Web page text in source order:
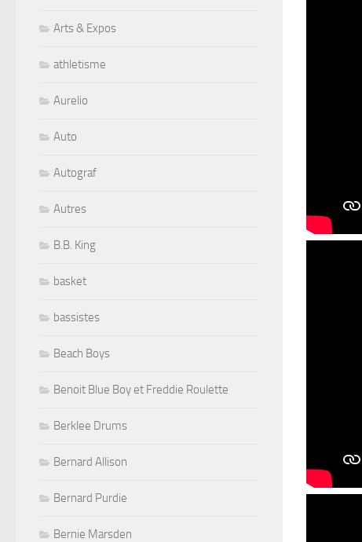
Arts & Expos
athletisme
Aurelio
Auto
Autograf
Autres
B.B. King
basket
bassistes
Beach Boys
Benoit Blue Boy et Freddie Roulette
Berklee Drums
Bernard Allison
Bernard Purdie
Bernie Marsden